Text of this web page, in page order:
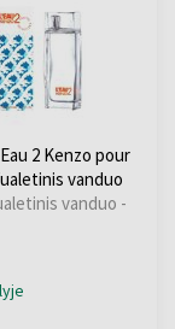
2 Kenzo pour
vanduo
vanduo -